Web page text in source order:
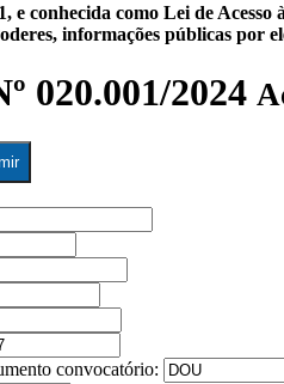
e conhecida como Lei de
informações públicas por
020.001/2024
convocatório: